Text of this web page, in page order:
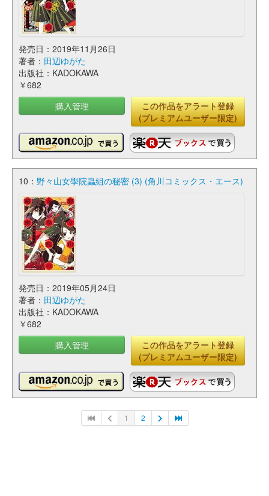
発売日：2019年11月26日
著者： 田辺ゆがた
出版社：KADOKAWA
￥682
購入管理
この作品をアラート登録
(プレミアムユーザー限定)
10： 野々山女學院蟲組の秘密 (3) (角川コミックス・エース)
発売日：2019年05月24日
著者： 田辺ゆがた
出版社：KADOKAWA
￥682
購入管理
この作品をアラート登録
(プレミアムユーザー限定)
1 2